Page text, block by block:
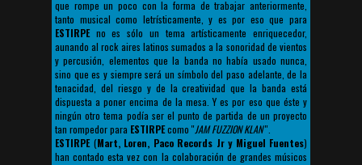
que rompe un poco con la forma de trabajar anteriormente,
tanto musical como letrísticamente, y es por eso que para
ESTIRPEno es sólo un tema artísticamente enriquecedor,
aunando al rock aires latinos sumados a la sonoridad de vientos
y percusión, elementos que la banda no había usado nunca,
sino que es y siempre será un símbolo del paso adelante, de la
tenacidad, del riesgo y de la creatividad que la banda está
dispuesta a poner encima de la mesa. Y es por eso que éste y
ningún otro tema podía ser el punto de partida de un proyecto
tan rompedor para ESTIRPEcomo ''JAM FUZZION KLAN''.
ESTIRPE(Mart, Loren, Paco Records Jr y Miguel Fuentes)
han contado esta vez con la colaboración de grandes músicos